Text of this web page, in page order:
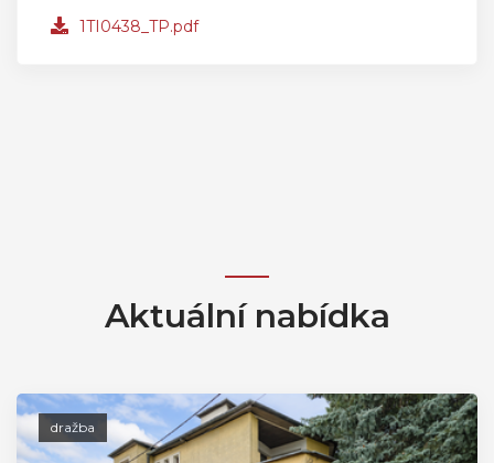
1TI0438_TP.pdf
Aktuální nabídka
dražba